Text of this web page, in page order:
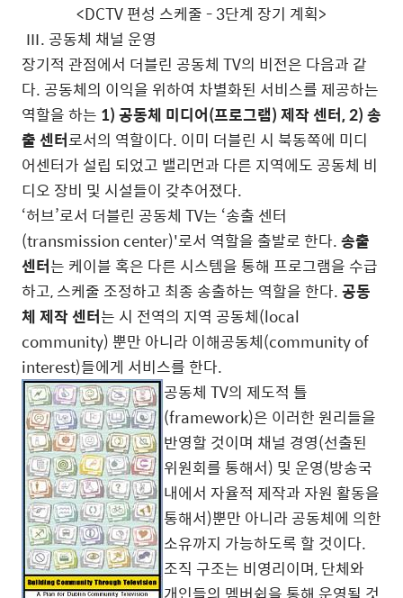
<DCTV 편성 스케줄 - 3단계 장기 계획>
Ⅲ. 공동체 채널 운영
장기적 관점에서 더블린 공동체 TV의 비전은 다음과 같
다. 공동체의 이익을 위하여 차별화된 서비스를 제공하는
역할을 하는 1) 공동체 미디어(프로그램) 제작 센터, 2) 송
출 센터로서의 역할이다. 이미 더블린 시 북동쪽에 미디
어센터가 설립 되었고 밸리먼과 다른 지역에도 공동체 비
디오 장비 및 시설들이 갖추어졌다.
‘허브’로서 더블린 공동체 TV는 ‘송출 센터
(transmission center)'로서 역할을 출발로 한다.송출
센터는 케이블 혹은 다른 시스템을 통해 프로그램을 수급
하고, 스케줄 조정하고 최종 송출하는 역할을 한다.공동
체 제작 센터는 시 전역의 지역 공동체(local
community) 뿐만 아니라 이해공동체(community of
interest)들에게 서비스를 한다.
공동체 TV의 제도적 틀
(framework)은 이러한 원리들을
반영할 것이며 채널 경영(선출된
위원회를 통해서) 및 운영(방송국
내에서 자율적 제작과 자원 활동을
통해서)뿐만 아니라 공동체에 의한
소유까지 가능하도록 할 것이다.
조직 구조는 비영리이며, 단체와
개인들의 멤버쉽을 통해 운영될 것